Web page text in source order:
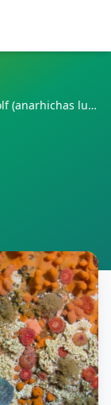
Gestreifter Seewolf (anarhichas lupus)